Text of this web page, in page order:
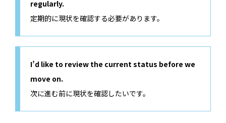
regularly.
定期的に現状を確認する必要があります。
I’d like to review the current status before we
move on.
次に進む前に現状を確認したいです。